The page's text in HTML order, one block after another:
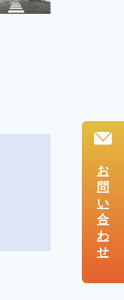
お
問
い
合
わ
せ